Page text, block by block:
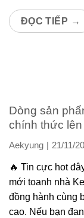
ĐỌC TIẾP →
Dòng sản
chính thức lên
Aekyung 21/11/
🔥 Tin cực hot
mới toanh nhà
đồng hành cùng
cao. Nếu bạn